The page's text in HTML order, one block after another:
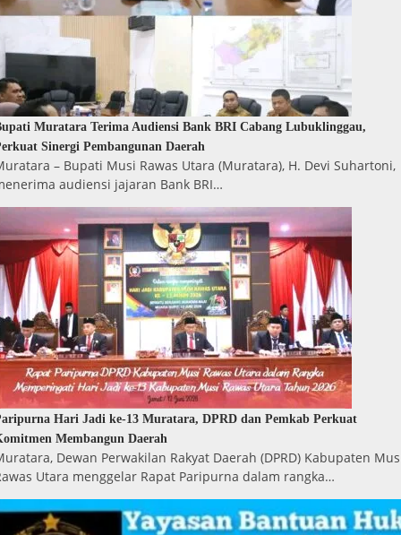
Muratara Terima Audiensi Bank BRI Cabang Lubuklinggau,
Sinergi Pembangunan Daerah
– Bupati Musi Rawas Utara (Muratara), H. Devi Suhartoni,
audiensi jajaran Bank BRI…
Hari Jadi ke-13 Muratara, DPRD dan Pemkab Perkuat
Membangun Daerah
Dewan Perwakilan Rakyat Daerah (DPRD) Kabupaten
Utara menggelar Rapat Paripurna dalam rangka…